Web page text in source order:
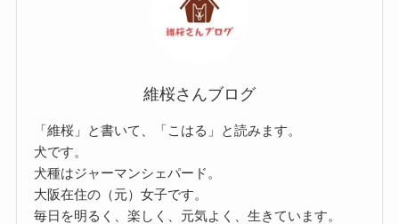
維桜さんブログ
「維桜」と書いて、「こはる」と読みます。
犬です。
犬種はジャーマンシェパード。
大阪在住の（元）女子です。
毎日を明るく、楽しく、元気よく、生きています。